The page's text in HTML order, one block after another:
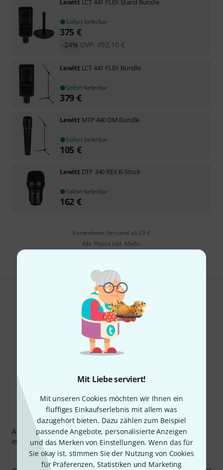
Mit Liebe serviert!
Mit unseren Cookies möchten wir Ihnen ein
fluffiges Einkaufserlebnis mit allem was
dazugehört bieten. Dazu zählen zum Beispiel
passende Angebote, personalisierte Anzeigen
und das Merken von Einstellungen. Wenn das für
Sie okay ist, stimmen Sie der Nutzung von Cookies
für Präferenzen, Statistiken und Marketing
Sofort lieferbar
375 €
UVP: 492,10 €
-24%
Lewitt LCT 441 FLEX Bundle
Sofort lieferbar
379 €
Lewitt MTP 440 DM Bundle
Sofort lieferbar
105 €
Lewitt DTP 340 REX B-Stock
Sofort lieferbar
162 €
Kostenloser Versand ab 29 €
Alle Preise inkl. MwSt.
Gefällt Ihnen, was Sie sehen?
Teilen Hilfe & Feedback
Thomann Newsletter
Abonniere den Thomann Newsletter und gewinne mit
etwas Glück einen von50 Gutscheinenüber jeweils50€
Inspirierende Beiträge
Deals Thomann Insights